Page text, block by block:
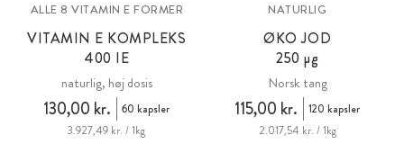
ALLE 8 VITAMIN E FORMER
VITAMIN E KOMPLEKS
400 IE
naturlig, høj dosis
130,00 kr.
60 kapsler
3.927,49 kr. / 1kg
NATURLIG
ØKO JOD
250 µg
Norsk tang
115,00 kr.
120 kapsler
2.017,54 kr. / 1kg